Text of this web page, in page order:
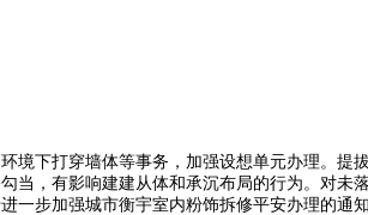
下打穿墙体等事务，加强设想单元办理。提
，有影响建建从体和承沉布局的行为。对未
步加强城市衡宇室内粉饰拆修平安办理的通